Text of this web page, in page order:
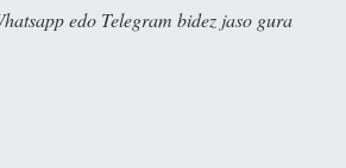
edo Telegram bidez jaso gura